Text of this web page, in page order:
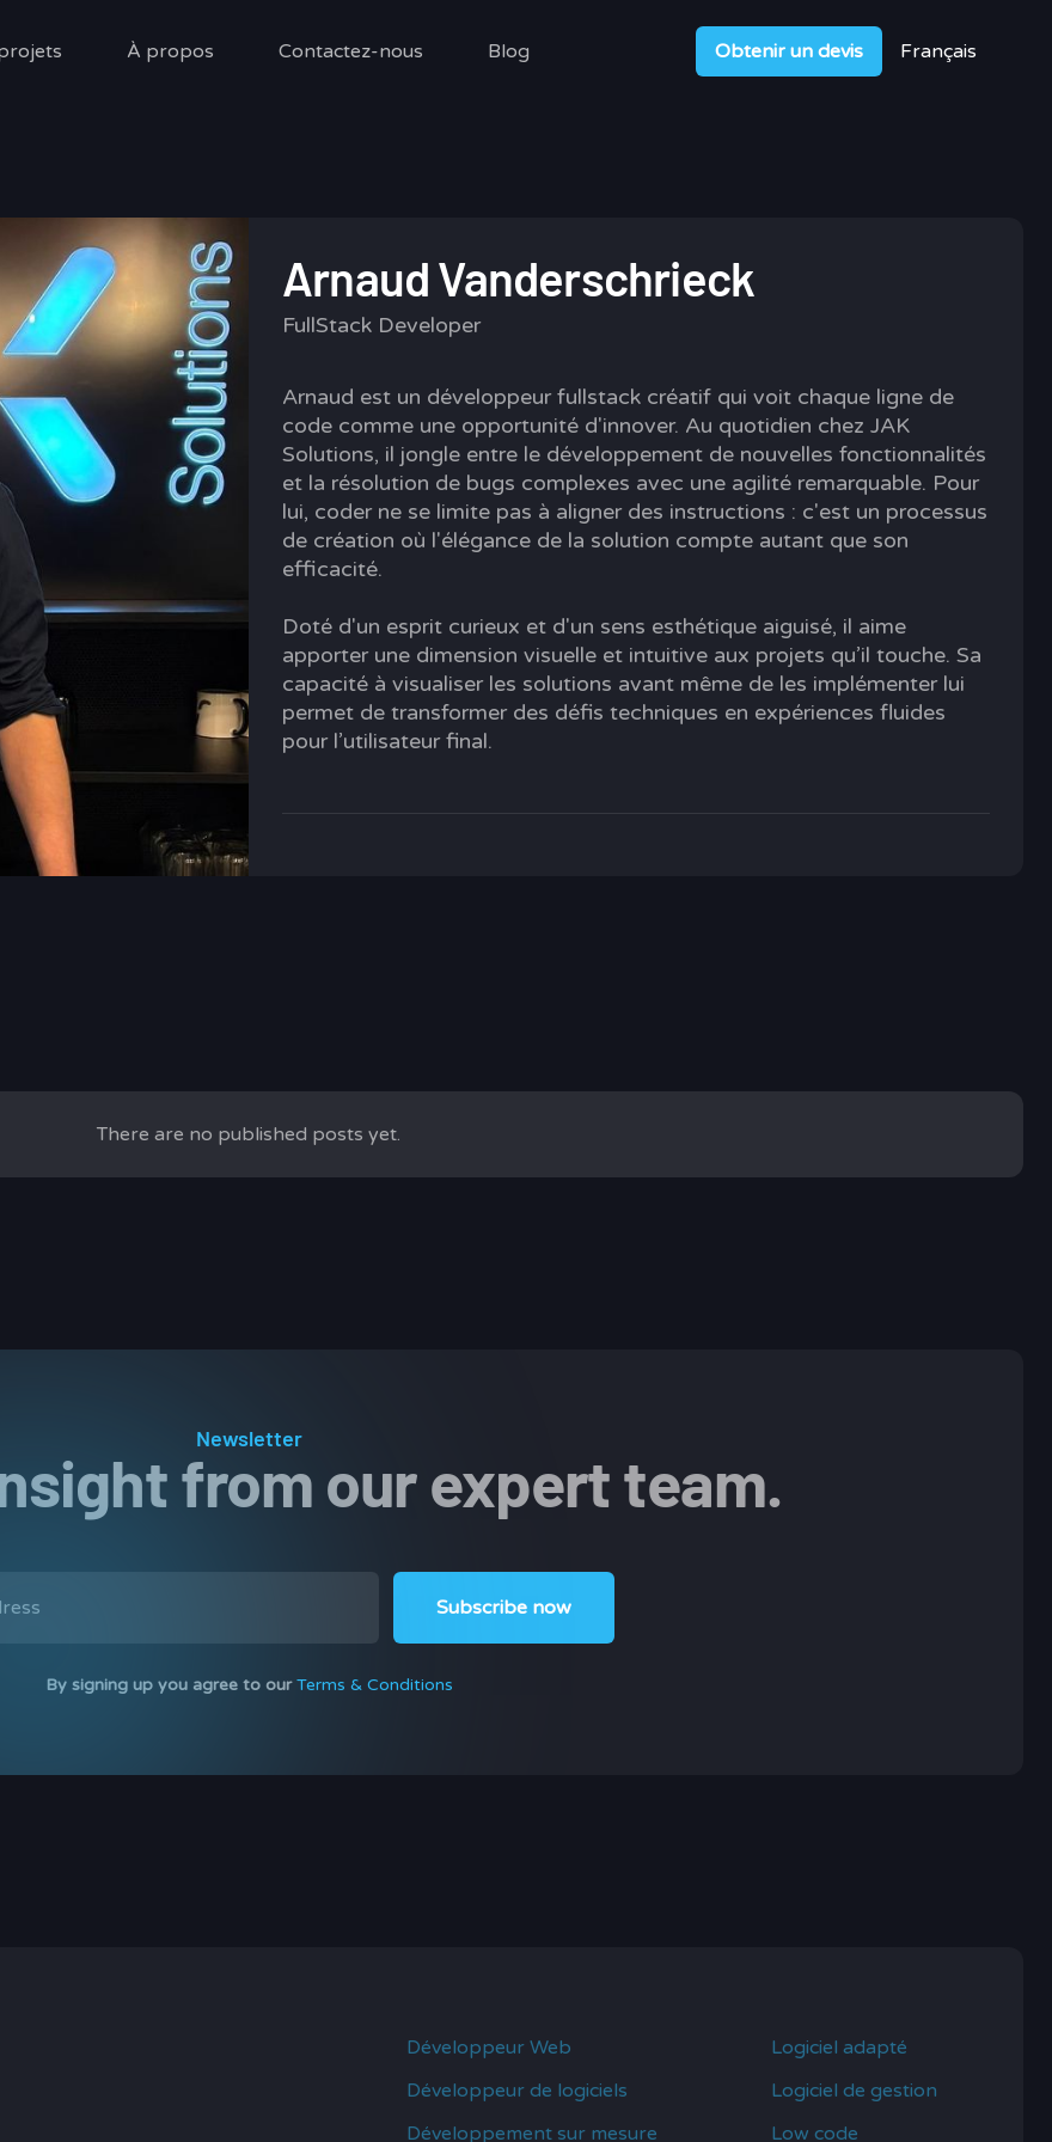
À propos Contactez-nous Blog Obtenir un devis Français
Arnaud Vanderschrieck
FullStack Developer
Arnaud est un développeur fullstack créatif qui voit chaque ligne de
code comme une opportunité d'innover. Au quotidien chez JAK
Solutions, il jongle entre le développement de nouvelles fonctionnalités
et la résolution de bugs complexes avec une agilité remarquable. Pour
lui, coder ne se limite pas à aligner des instructions : c'est un processus
de création où l'élégance de la solution compte autant que son
efficacité.
Doté d'un esprit curieux et d'un sens esthétique aiguisé, il aime
apporter une dimension visuelle et intuitive aux projets qu’il touche. Sa
capacité à visualiser les solutions avant même de les implémenter lui
permet de transformer des défis techniques en expériences fluides
pour l’utilisateur final.
There are no published posts yet.
Newsletter
from our expert team.
By signing up you agree to ourTerms & Conditions
Développeur Web
Développeur de logiciels
Développement sur mesure
Logiciel adapté
Logiciel de gestion
Low code